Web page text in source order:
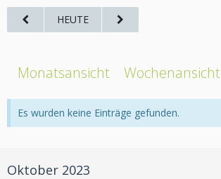
HEUTE
Monatsansicht Wochenansicht
Es wurden keine Einträge gefunden.
Oktober 2023